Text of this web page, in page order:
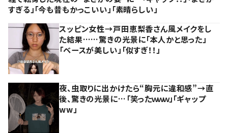
すぎる」「今も昔もかっこいい」「素晴らしい」
スッピン女性→戸田恵梨香さん風メイクをし
た結果……驚きの光景に「本人かと思った」
「ベースが美しい」「似すぎ！！」
夜、虫取りに出かけたら“胸元に違和感”→直
後、驚きの光景に…「笑ったｗｗｗ」「ギャップ
ww」